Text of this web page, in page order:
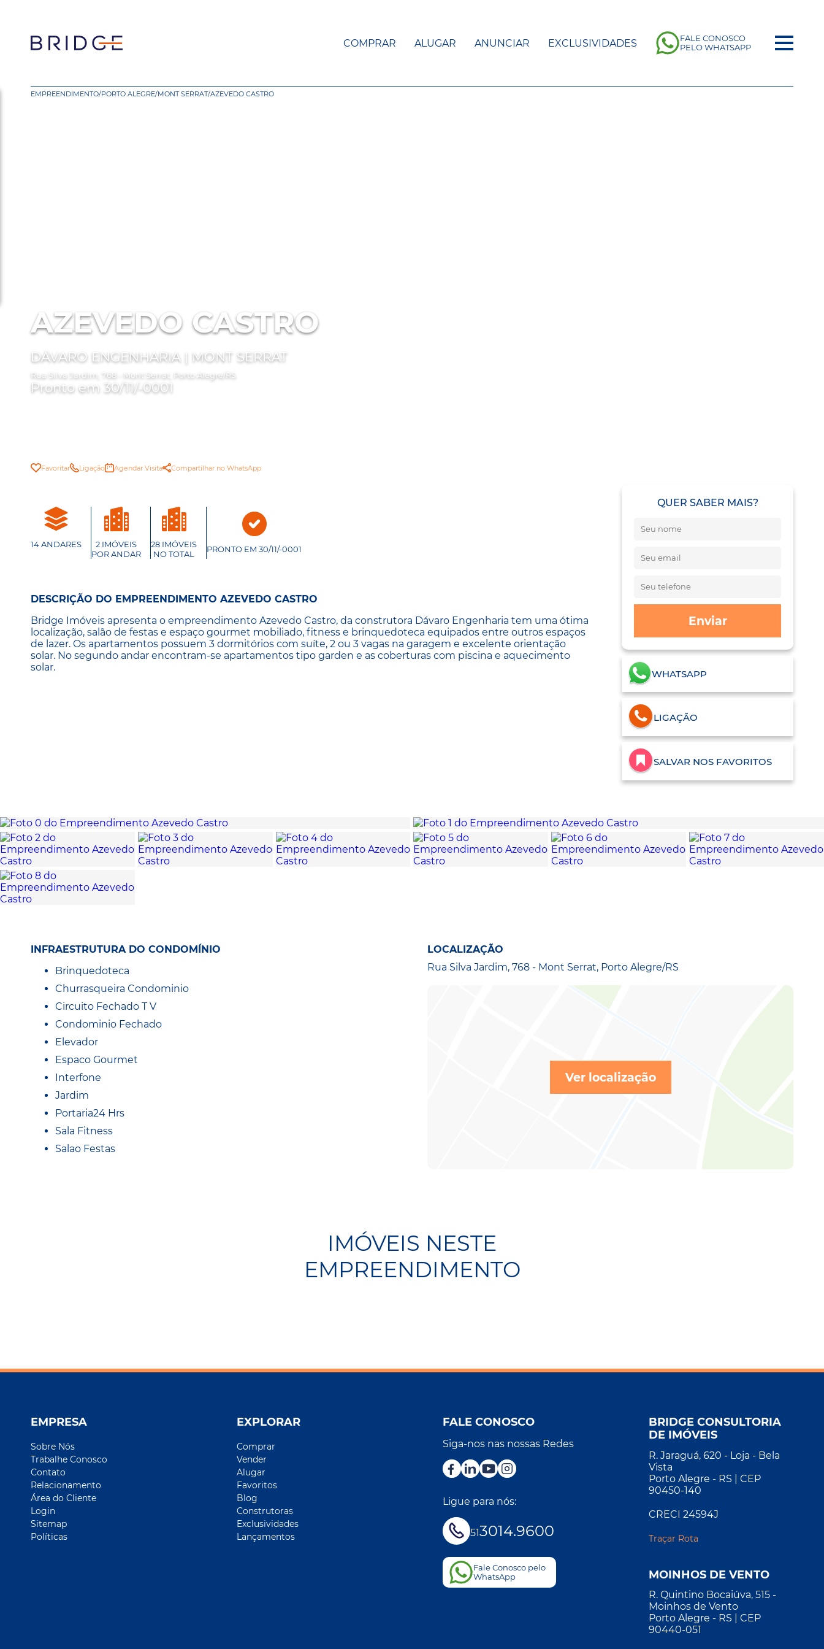
COMPRAR ALUGAR ANUNCIAR EXCLUSIVIDADES
FALE CONOSCO
PELO WHATSAPP
EMPREENDIMENTO/PORTO ALEGRE/MONT SERRAT/AZEVEDO CASTRO
AZEVEDO CASTRO
DÁVARO ENGENHARIA | MONT SERRAT
Rua Silva Jardim, 768 - Mont Serrat, Porto Alegre/RS
Pronto em 30/11/-0001
Favoritar Ligação Agendar Visita Compartilhar no WhatsApp
14 ANDARES
2 IMÓVEIS
POR ANDAR
28 IMÓVEIS
NO TOTAL
PRONTO EM 30/11/-0001
DESCRIÇÃO DO EMPREENDIMENTO AZEVEDO CASTRO
Bridge Imóveis apresenta o empreendimento Azevedo Castro, da construtora Dávaro Engenharia tem uma ótima
localização, salão de festas e espaço gourmet mobiliado, fitness e brinquedoteca equipados entre outros espaços
de lazer. Os apartamentos possuem 3 dormitórios com suíte, 2 ou 3 vagas na garagem e excelente orientação
solar. No segundo andar encontram-se apartamentos tipo garden e as coberturas com piscina e aquecimento
solar.
QUER SABER MAIS?
Enviar
WHATSAPP
LIGAÇÃO
SALVAR NOS FAVORITOS
INFRAESTRUTURA DO CONDOMÍNIO
Brinquedoteca
Churrasqueira Condominio
Circuito Fechado T V
Condominio Fechado
Elevador
Espaco Gourmet
Interfone
Jardim
Portaria24 Hrs
Sala Fitness
Salao Festas
LOCALIZAÇÃO
Rua Silva Jardim, 768 - Mont Serrat, Porto Alegre/RS
Ver localização
IMÓVEIS NESTE
EMPREENDIMENTO
EMPRESA
Sobre Nós
Trabalhe Conosco
Contato
Relacionamento
Área do Cliente
Login
Sitemap
Políticas
EXPLORAR
Comprar
Vender
Alugar
Favoritos
Blog
Construtoras
Exclusividades
Lançamentos
FALE CONOSCO
Siga-nos nas nossas Redes
Ligue para nós:
513014.9600
Fale Conosco pelo
WhatsApp
BRIDGE CONSULTORIA
DE IMÓVEIS
R. Jaraguá, 620 - Loja - Bela
Vista
Porto Alegre - RS | CEP
90450-140
CRECI 24594J
Traçar Rota
MOINHOS DE VENTO
R. Quintino Bocaiúva, 515 -
Moinhos de Vento
Porto Alegre - RS | CEP
90440-051